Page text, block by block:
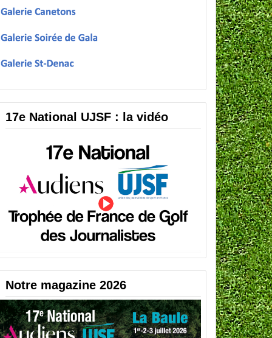
17e National UJSF : la vidéo
Notre magazine 2026